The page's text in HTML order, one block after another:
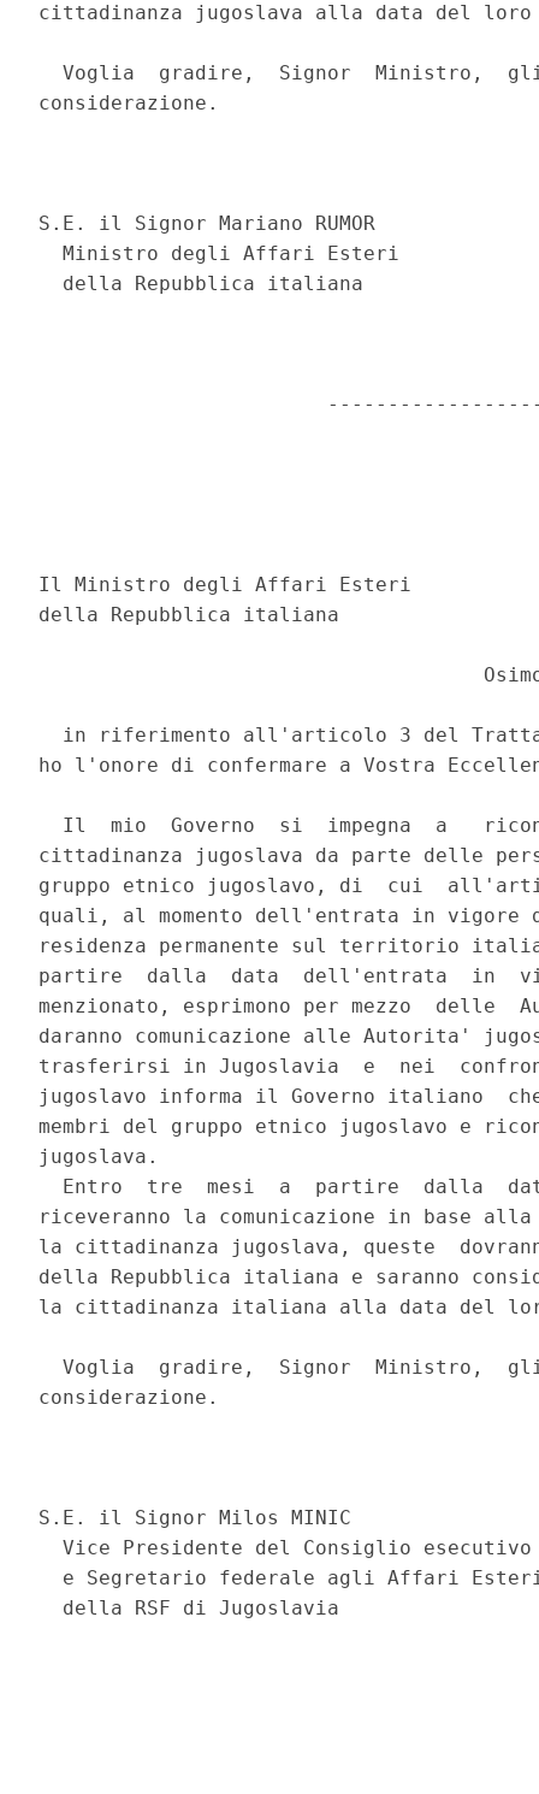
cittadinanza jugoslava alla data del
Voglia  gradire,  Signor  Ministro,
considerazione.
S.E. il Signor Mariano RUMOR
  Ministro degli Affari Esteri
  della Repubblica italiana
Il Ministro degli Affari Esteri
della Repubblica italiana
in riferimento all'articolo 3 del
ho l'onore di confermare a Vostra
Il  mio  Governo  si  impegna  a
cittadinanza jugoslava da parte delle
gruppo etnico jugoslavo, di  cui
quali, al momento dell'entrata in
residenza permanente sul territorio
partire  dalla  data  dell'entrata  in
menzionato, esprimono per mezzo
daranno comunicazione alle Autorita'
trasferirsi in Jugoslavia  e  nei
jugoslavo informa il Governo italiano
membri del gruppo etnico jugoslavo e
jugoslava.
Entro  tre  mesi  a  partire  dalla
riceveranno la comunicazione in base
la cittadinanza jugoslava, queste
della Repubblica italiana e saranno
la cittadinanza italiana alla data del
Voglia  gradire,  Signor  Ministro,
considerazione.
S.E. il Signor Milos MINIC
Vice Presidente del Consiglio
e Segretario federale agli Affari